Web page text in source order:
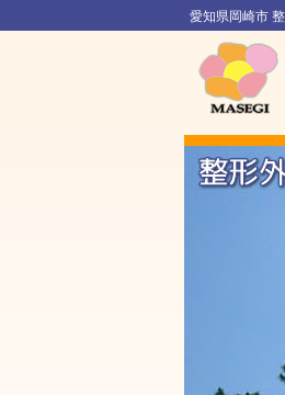
愛知県岡崎市